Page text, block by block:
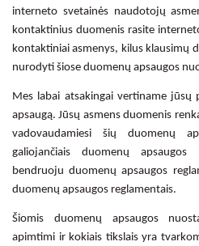
interneto svetainės naudotojų
kontaktinius duomenis rasite
kontaktiniai asmenys, kilus klausimų
nurodyti šiose duomenų apsaugos
Mes labai atsakingai vertiname jūsų
apsaugą. Jūsų asmens duomenis
vadovaudamiesi šių duomenų
galiojančiais duomenų apsaugos
bendruoju duomenų apsaugos
duomenų apsaugos reglamentais.
Šiomis duomenų apsaugos
apimtimi ir kokiais tikslais yra